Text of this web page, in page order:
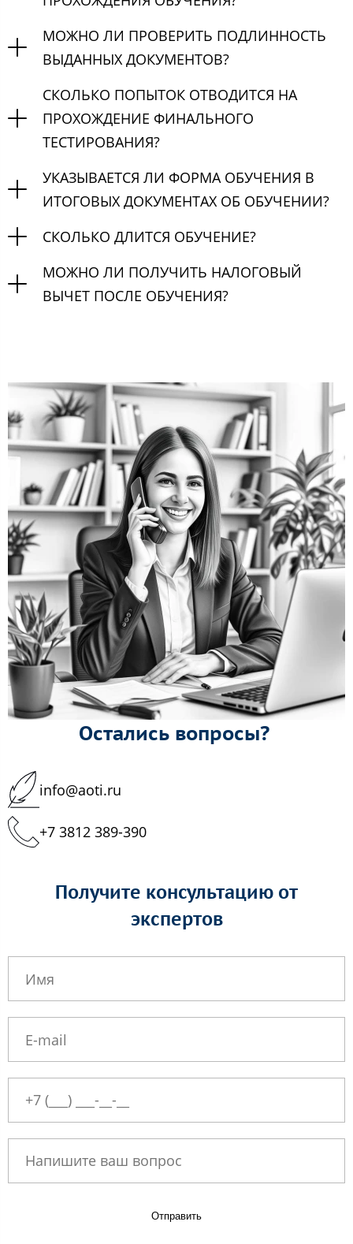
МОЖНО ЛИ ПРОВЕРИТЬ ПОДЛИННОСТЬ
ВЫДАННЫХ ДОКУМЕНТОВ?
СКОЛЬКО ПОПЫТОК ОТВОДИТСЯ НА
ПРОХОЖДЕНИЕ ФИНАЛЬНОГО
ТЕСТИРОВАНИЯ?
УКАЗЫВАЕТСЯ ЛИ ФОРМА ОБУЧЕНИЯ В
ИТОГОВЫХ ДОКУМЕНТАХ ОБ ОБУЧЕНИИ?
СКОЛЬКО ДЛИТСЯ ОБУЧЕНИЕ?
МОЖНО ЛИ ПОЛУЧИТЬ НАЛОГОВЫЙ
ВЫЧЕТ ПОСЛЕ ОБУЧЕНИЯ?
Остались вопросы?
info@aoti.ru
+7 3812 389-390
Получите консультацию от
экспертов
Отправить